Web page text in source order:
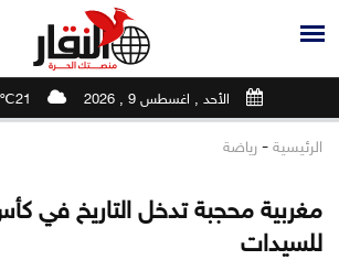
الأحد , اغسطس 9 , 2026 21℃ صنعاء, اليمن
الرئيسية - رياضة
مغربية محجبة تدخل التاريخ في
للسيدات